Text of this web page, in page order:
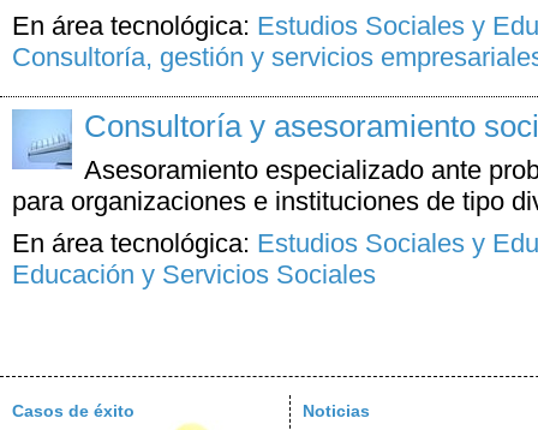
En área tecnológica: Estudios Sociales y
Consultoría, gestión y servicios
Consultoría y asesoramiento
Asesoramiento especializado ante
para organizaciones e instituciones de tipo
En área tecnológica: Estudios Sociales y
Educación y Servicios Sociales
Casos de éxito
Noticias